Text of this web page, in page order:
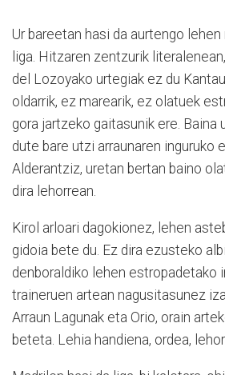
Ur bareetan hasi da aurtengo
liga. Hitzaren zentzurik
del Lozoyako urtegiak ez du
oldarrik, ez marearik, ez olatuek
gora jartzeko gaitasunik ere. Baina
dute bare utzi arraunaren inguruko
Alderantziz, uretan bertan baino
dira lehorrean.
Kirol arloari dagokionez, lehen
gidoia bete du. Ez dira ezusteko
denboraldiko lehen estropadetako
traineruen artean nagusitasunez
Arraun Lagunak eta Orio, orain
beteta. Lehia handiena, ordea,